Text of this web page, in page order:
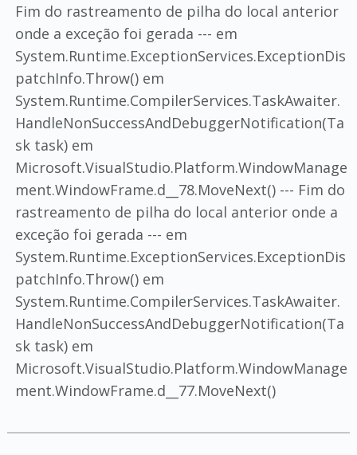
Fim do rastreamento de pilha do local anterior
onde a exceção foi gerada --- em
System.Runtime.ExceptionServices.ExceptionDis
patchInfo.Throw() em
System.Runtime.CompilerServices.TaskAwaiter.
HandleNonSuccessAndDebuggerNotification(Ta
sk task) em
Microsoft.VisualStudio.Platform.WindowManage
ment.WindowFrame.d__78.MoveNext() --- Fim do
rastreamento de pilha do local anterior onde a
exceção foi gerada --- em
System.Runtime.ExceptionServices.ExceptionDis
patchInfo.Throw() em
System.Runtime.CompilerServices.TaskAwaiter.
HandleNonSuccessAndDebuggerNotification(Ta
sk task) em
Microsoft.VisualStudio.Platform.WindowManage
ment.WindowFrame.d__77.MoveNext()